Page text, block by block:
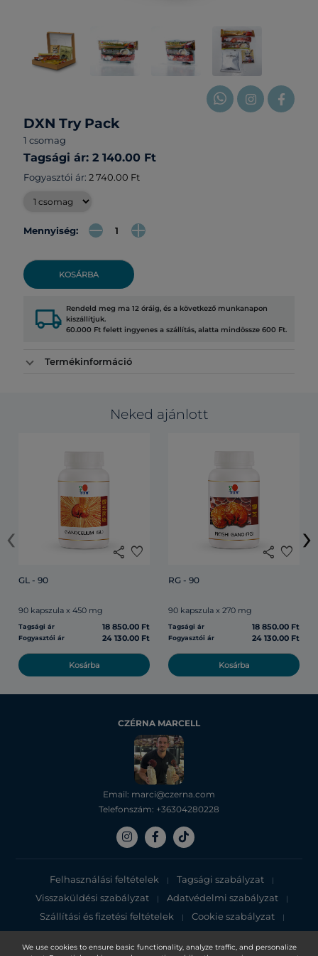
We use cookies to ensure basic functionality, analyze traffic, and personalize
DXN Try Pack
1 csomag
Tagsági ár: 2 140.00 Ft
Fogyasztói ár: 2 740.00 Ft
Mennyiség:
KOSÁRBA
local_shipping Rendeld meg ma 12 óráig, és a következő munkanapon
kiszállítjuk.
60.000 Ft felett ingyenes a szállítás, alatta mindössze 600 Ft.
Termékinformáció
Neked ajánlott
share favorite
GL - 90
90 kapszula x 450 mg
Tagsági ár 18 850.00 Ft
Fogyasztói ár 24 130.00 Ft
Kosárba
share favorite
RG - 90
90 kapszula x 270 mg
Tagsági ár 18 850.00 Ft
Fogyasztói ár 24 130.00 Ft
Kosárba
‹ ›
CZÉRNA MARCELL
Email: marci@czerna.com
Telefonszám: +36304280228
Felhasználási feltételek | Tagsági szabályzat |
Visszaküldési szabályzat | Adatvédelmi szabályzat |
Szállítási és fizetési feltételek | Cookie szabályzat |
Adatvédelmi tájékoztató